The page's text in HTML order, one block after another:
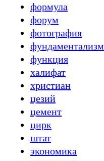
формула
форум
фотография
фундаментализм
функция
халифат
христиан
цезий
цемент
цирк
штат
экономика